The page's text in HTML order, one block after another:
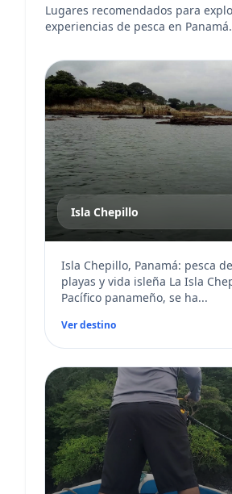
Lugares recomendados para
experiencias de pesca en Panamá.
Isla Chepillo
Isla Chepillo, Panamá: pesca
playas y vida isleña La Isla
Pacífico panameño, se ha...
Ver destino